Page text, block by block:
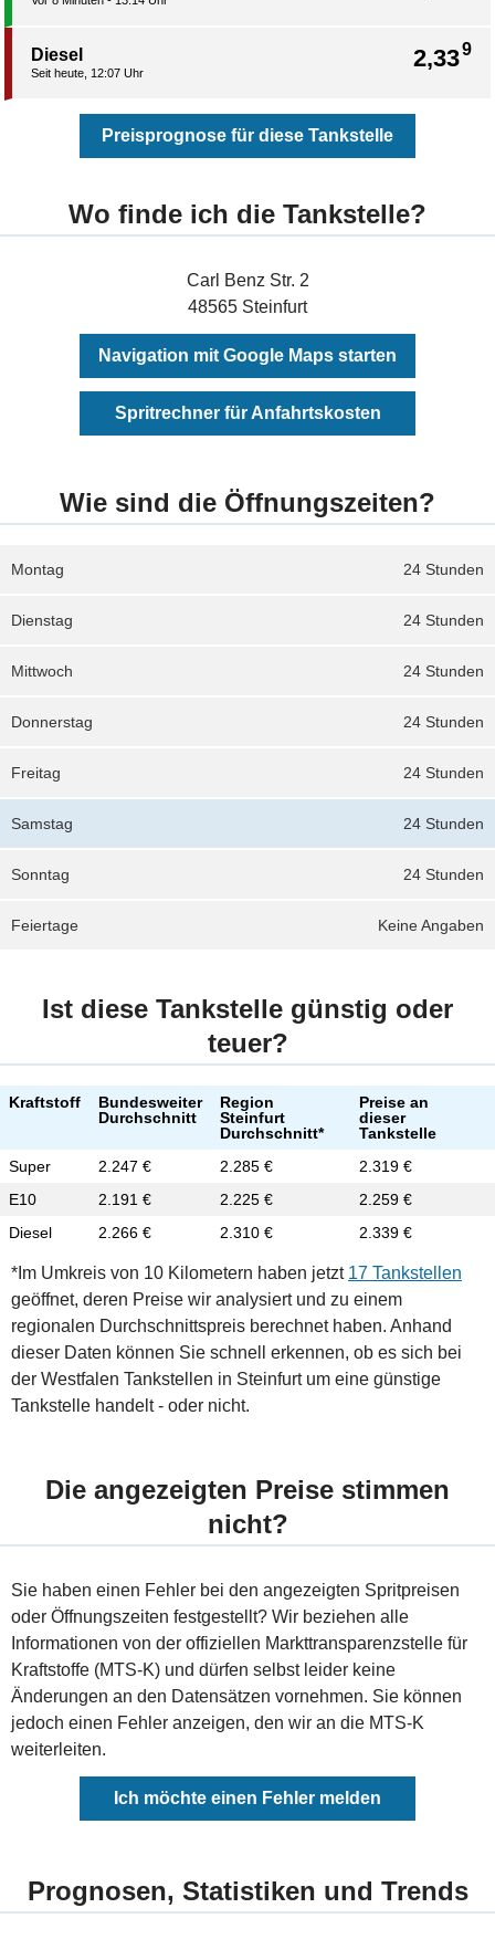
2,339
Diesel
Seit heute, 12:07 Uhr
Preisprognose für diese Tankstelle
Wo finde ich die Tankstelle?
Carl Benz Str. 2
48565 Steinfurt
Navigation mit Google Maps starten
Spritrechner für Anfahrtskosten
Wie sind die Öffnungszeiten?
24 Stunden
Montag
24 Stunden
Dienstag
24 Stunden
Mittwoch
24 Stunden
Donnerstag
24 Stunden
Freitag
24 Stunden
Samstag
24 Stunden
Sonntag
Keine Angaben
Feiertage
Ist diese Tankstelle günstig oder
teuer?
Kraftstoff
Bundesweiter
Durchschnitt
Region
Steinfurt
Durchschnitt*
Preise an
dieser
Tankstelle
Super
2.247 € 2.285 €
2.319 €
E10
2.191 € 2.225 €
2.259 €
Diesel
2.266 € 2.310 € 2.339 €
*Im Umkreis von 10 Kilometern haben jetzt 17 Tankstellen
geöffnet, deren Preise wir analysiert und zu einem
regionalen Durchschnittspreis berechnet haben. Anhand
dieser Daten können Sie schnell erkennen, ob es sich bei
der Westfalen Tankstellen in Steinfurt um eine günstige
Tankstelle handelt - oder nicht.
Die angezeigten Preise stimmen
nicht?
Sie haben einen Fehler bei den angezeigten Spritpreisen
oder Öffnungszeiten festgestellt? Wir beziehen alle
Informationen von der offiziellen Markttransparenzstelle für
Kraftstoffe (MTS-K) und dürfen selbst leider keine
Änderungen an den Datensätzen vornehmen. Sie können
jedoch einen Fehler anzeigen, den wir an die MTS-K
weiterleiten.
Ich möchte einen Fehler melden
Prognosen, Statistiken und Trends